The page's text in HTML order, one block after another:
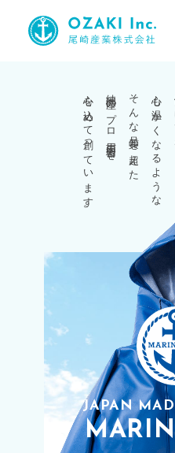
心も温かくなるような
そんな品質を超えた
純国産のプロ用雨合羽を
心を込めて創っています。
JAPAN